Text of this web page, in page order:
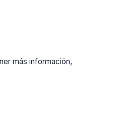
más información,